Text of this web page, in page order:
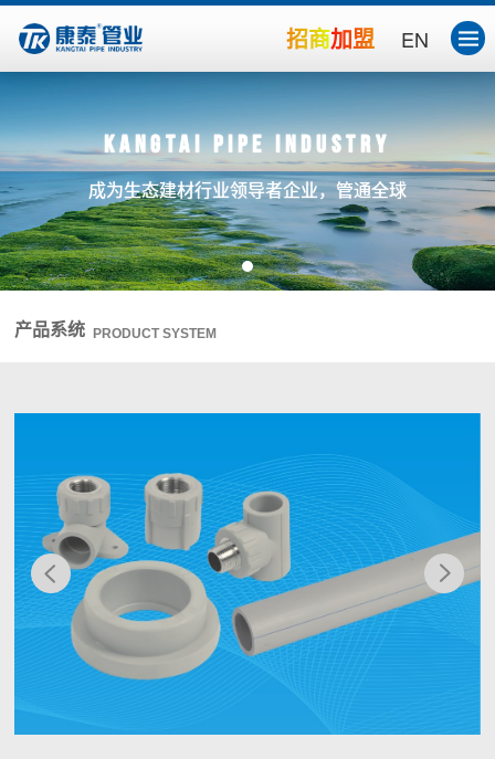
EN
招商加盟
Kangtai Pipe Industry
成为生态建材行业领导者企业，管通全球
产品系统 PRODUCT SYSTEM